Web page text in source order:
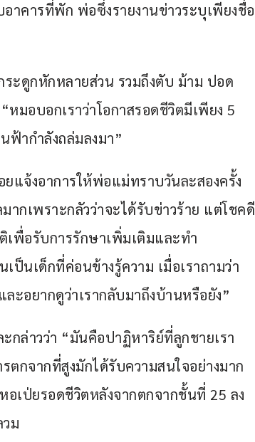
คารที่พัก พ่อซึ่งรายงานข่าวระบุเพียงชื่อ
ะดูกหักหลายส่วน รวมถึงตับ ม้าม ปอด
มอบอกเราว่าโอกาสรอดชีวิตมีเพียง 5
ฟ้ากำลังถล่มลงมา”
แจ้งอาการให้พ่อแม่ทราบวันละสองครั้ง
กเพราะกลัวว่าจะได้รับข่าวร้าย แต่โชคดี
เพื่อรับการรักษาเพิ่มเติมและทำ
ป็นเด็กที่ค่อนข้างรู้ความ เมื่อเราถามว่า
ะอยากดูว่าเรากลับมาถึงบ้านหรือยัง”
กล่าวว่า “มันคือปาฏิหาริย์ที่ลูกชายเรา
ตกจากที่สูงมักได้รับความสนใจอย่างมาก
เป่ยรอดชีวิตหลังจากตกจากชั้นที่ 25 ลง
ม